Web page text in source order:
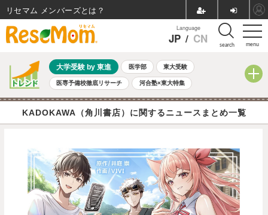
menu
Language
JP / CN search
大学受験 by 東進 医学部 東大受験
医専予備校徹底リサーチ 河合塾×東大特集
親子で考える大学選び 高校受験 中学受験 小学校受験
共通テスト 夏休み 8月開催学校説明会・相談会
KADOKAWA（角川書店）に関するニュースまとめ一覧
リセマム メンバーズ